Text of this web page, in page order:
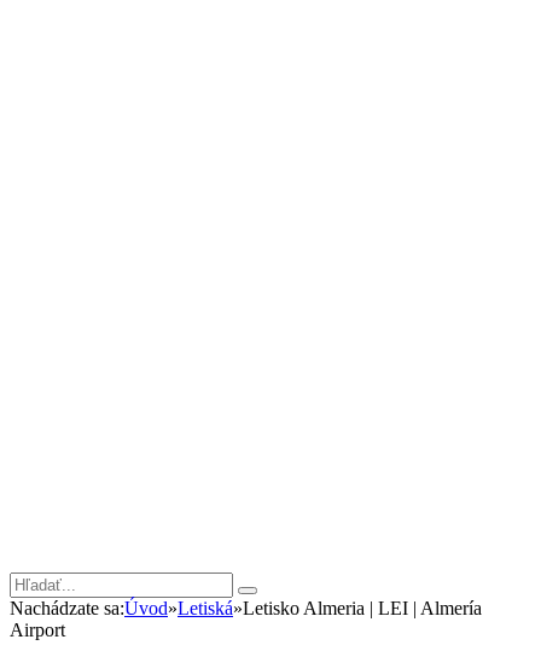
Nachádzate sa:Úvod»Letiská»Letisko Almeria | LEI | Almería
Airport